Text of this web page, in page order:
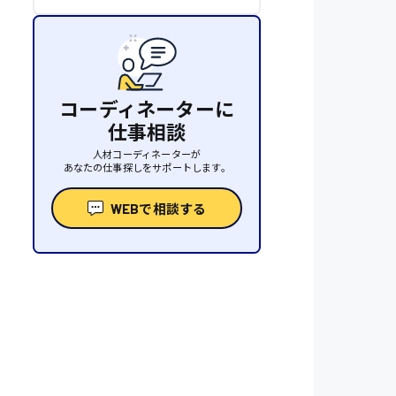
コーディネーターに
仕事相談
人材コーディネーターが
あなたの仕事探しをサポートします。
WEBで相談する